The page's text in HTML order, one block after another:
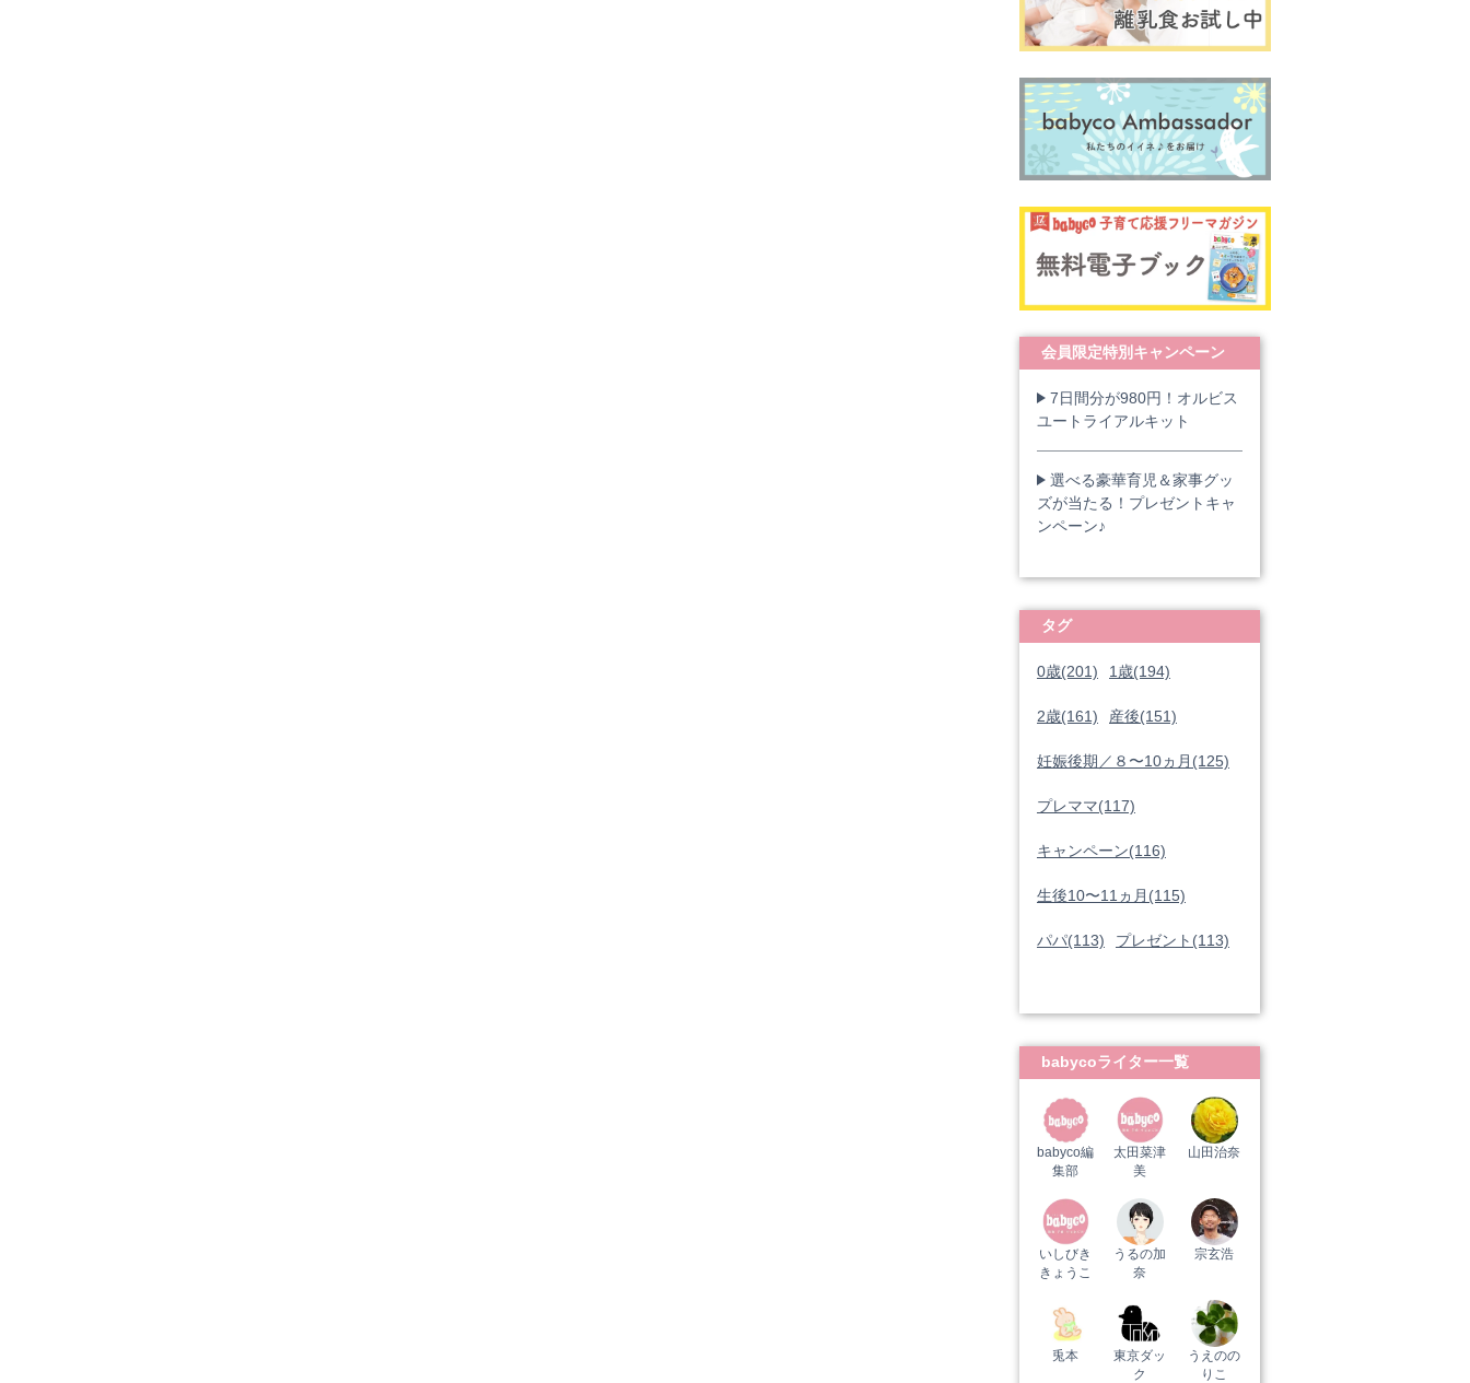
会員限定特別キャンペーン
7日間分が980円！オルビス
ユートライアルキット
選べる豪華育児＆家事グッ
ズが当たる！プレゼントキャ
ンペーン♪
タグ
0歳(201) 1歳(194)
2歳(161) 産後(151)
妊娠後期／８〜10ヵ月(125)
プレママ(117)
キャンペーン(116)
生後10〜11ヵ月(115)
パパ(113) プレゼント(113)
babycoライター一覧
babyco編
集部
太田菜津
美
山田治奈
いしびき
きょうこ
うるの加
奈
宗玄浩
兎本
東京ダッ
ク
うえのの
りこ